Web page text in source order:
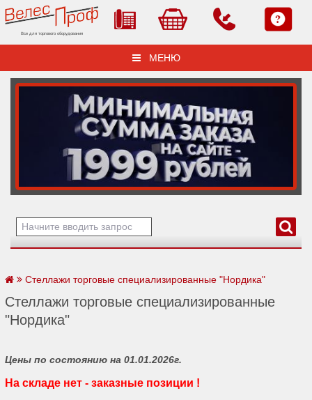
Все для торгового оборудования
МЕНЮ
Стеллажи торговые специализированные "Нордика"
Стеллажи торговые специализированные
"Нордика"
Цены по состоянию на 01.01.2026г.
На складе нет - заказные позиции !